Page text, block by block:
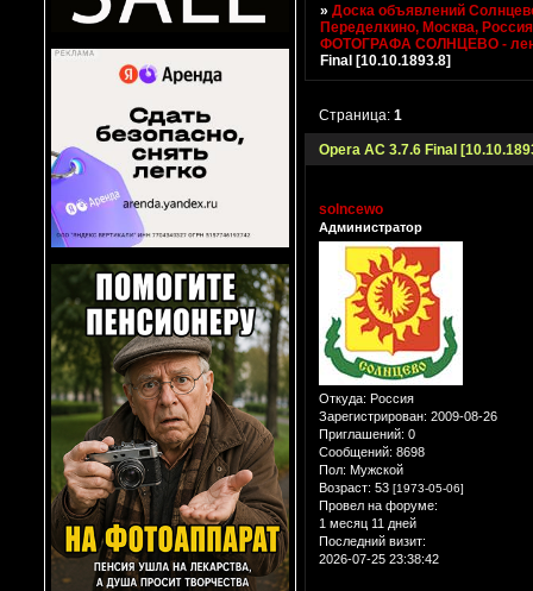
»Доска объявлений
Переделкино, Москва, Россия
ФОТОГРАФА СОЛНЦЕВО -
Final [10.10.1893.8]
Opera AC 3.7.6 Final
Страница:1
solncewo
Администратор
Откуда: Россия
Зарегистрирован: 2009-08-26
Приглашений: 0
Сообщений: 8698
Пол: Мужской
Возраст: 53 [1973-05-06]
Провел на форуме:
1 месяц 11 дней
Последний визит:
2026-07-25 23:38:42